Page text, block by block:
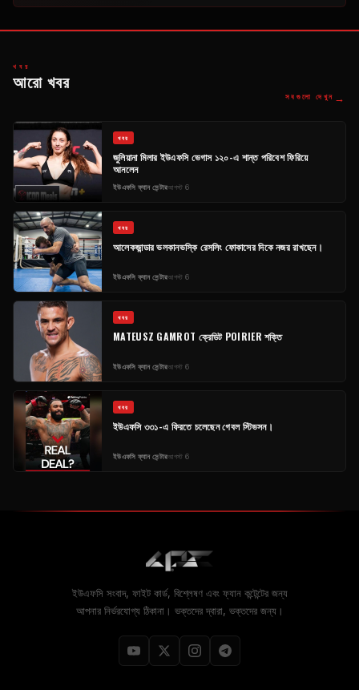
খবর
আরো খবর
সবগুলো দেখুন →
খবর
জুলিয়ানা মিলার ইউএফসি ভেগাস ১২০-এ শান্ত পরিবেশ ফিরিয়ে
আনলেন
ইউএফসি ফ্যান সেন্টারআগস্ট 6
খবর
আলেকজান্ডার ভলকানভস্কি রেসলিং ফোকাসের দিকে নজর রাখছেন।
ইউএফসি ফ্যান সেন্টারআগস্ট 6
খবর
MATEUSZ GAMROT ক্রেডিট POIRIER শক্তি
ইউএফসি ফ্যান সেন্টারআগস্ট 6
খবর
ইউএফসি ৩৩১-এ ফিরতে চলেছেন গেবল স্টিভসন।
ইউএফসি ফ্যান সেন্টারআগস্ট 6
ইউএফসি সংবাদ, ফাইট কার্ড, বিশ্লেষণ এবং ফ্যান কন্টেন্টের জন্য
আপনার নির্ভরযোগ্য ঠিকানা। ভক্তদের দ্বারা, ভক্তদের জন্য।